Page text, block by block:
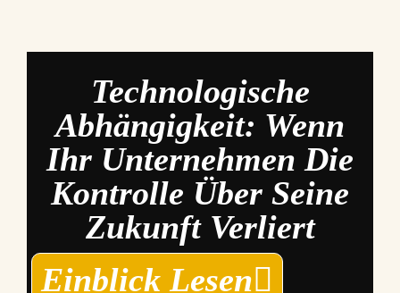
Technologische
Abhängigkeit: Wenn
Ihr Unternehmen Die
Kontrolle Über Seine
Zukunft Verliert
Einblick Lesen